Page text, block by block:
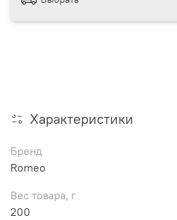
Характеристики
Бренд
Romeo
Вес товара, г
200